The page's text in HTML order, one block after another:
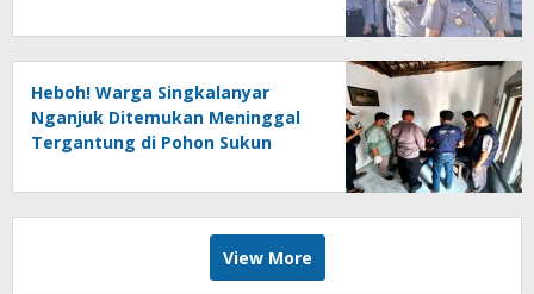
Heboh! Warga Singkalanyar
Nganjuk Ditemukan Meninggal
Tergantung di Pohon Sukun
View More